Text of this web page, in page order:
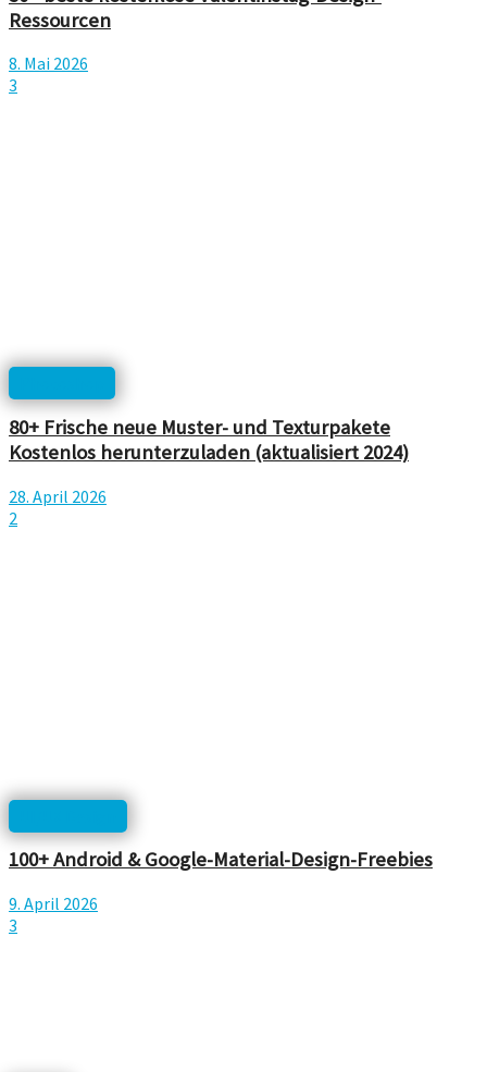
Ressourcen
8. Mai 2026
3
80+ Frische neue Muster- und Texturpakete
Kostenlos herunterzuladen (aktualisiert 2024)
28. April 2026
2
100+ Android & Google-Material-Design-Freebies
9. April 2026
3